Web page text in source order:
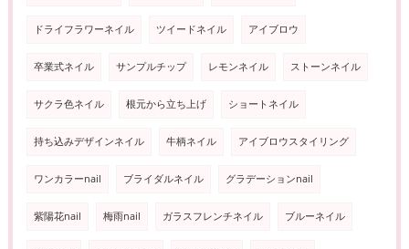
ドライフラワーネイル ツイードネイル アイブロウ
卒業式ネイル サンプルチップ レモンネイル ストーンネイル
サクラ色ネイル 根元から立ち上げ ショートネイル
持ち込みデザインネイル 牛柄ネイル アイブロウスタイリング
ワンカラーnail ブライダルネイル グラデーションnail
紫陽花nail 梅雨nail ガラスフレンチネイル ブルーネイル